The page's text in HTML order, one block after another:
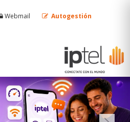
Webmail
Autogestión